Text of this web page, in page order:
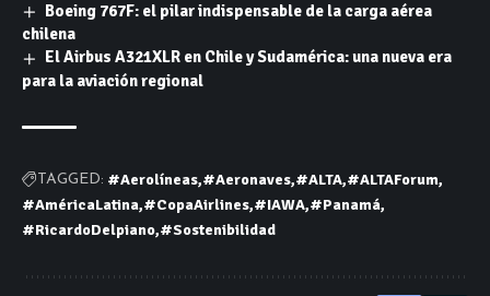
Boeing 767F: el pilar indispensable de la carga aérea
chilena
El Airbus A321XLR en Chile y Sudamérica: una nueva era
para la aviación regional
TAGGED: #Aerolíneas #Aeronaves #ALTA #ALTAForum
#AméricaLatina #CopaAirlines #IAWA #Panamá
#RicardoDelpiano #Sostenibilidad